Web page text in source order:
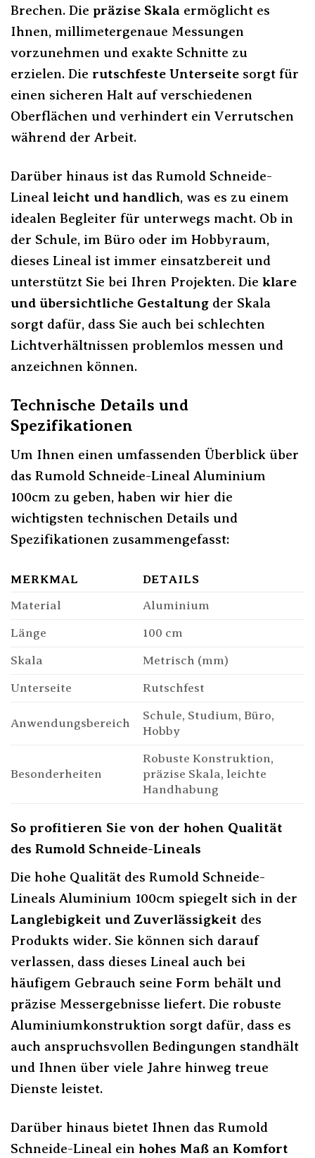
Brechen. Die präzise Skala ermöglicht es
Ihnen, millimetergenaue Messungen
vorzunehmen und exakte Schnitte zu
erzielen. Die rutschfeste Unterseite sorgt für
einen sicheren Halt auf verschiedenen
Oberflächen und verhindert ein Verrutschen
während der Arbeit.
Darüber hinaus ist das Rumold Schneide-
Lineal leicht und handlich, was es zu einem
idealen Begleiter für unterwegs macht. Ob in
der Schule, im Büro oder im Hobbyraum,
dieses Lineal ist immer einsatzbereit und
unterstützt Sie bei Ihren Projekten. Die klare
und übersichtliche Gestaltung der Skala
sorgt dafür, dass Sie auch bei schlechten
Lichtverhältnissen problemlos messen und
anzeichnen können.
Technische Details und
Spezifikationen
Um Ihnen einen umfassenden Überblick über
das Rumold Schneide-Lineal Aluminium
100cm zu geben, haben wir hier die
wichtigsten technischen Details und
Spezifikationen zusammengefasst:
MERKMAL
DETAILS
Material
Aluminium
Länge 100 cm
Skala Metrisch (mm)
Unterseite Rutschfest
Anwendungsbereich
Schule, Studium, Büro,
Hobby
Besonderheiten
Robuste Konstruktion,
präzise Skala, leichte
Handhabung
So profitieren Sie von der hohen Qualität
des Rumold Schneide-Lineals
Die hohe Qualität des Rumold Schneide-
Lineals Aluminium 100cm spiegelt sich in der
Langlebigkeit und Zuverlässigkeit des
Produkts wider. Sie können sich darauf
verlassen, dass dieses Lineal auch bei
häufigem Gebrauch seine Form behält und
präzise Messergebnisse liefert. Die robuste
Aluminiumkonstruktion sorgt dafür, dass es
auch anspruchsvollen Bedingungen standhält
und Ihnen über viele Jahre hinweg treue
Dienste leistet.
Darüber hinaus bietet Ihnen das Rumold
Schneide-Lineal ein hohes Maß an Komfort